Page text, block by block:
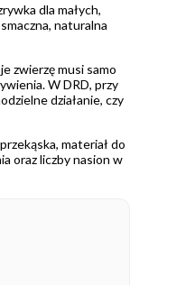
dla małych,
naturalna
zwierzę musi samo
W DRD, przy
działanie, czy
materiał do
oraz liczby nasion w